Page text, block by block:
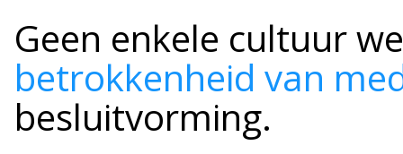
Geen enkele cultuur
betrokkenheid van
besluitvorming.